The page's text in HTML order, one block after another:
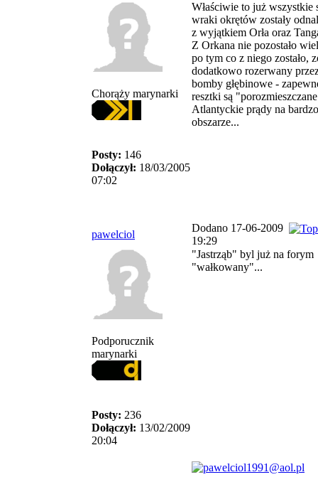
Chorąży marynarki
Posty: 146
Dołączył: 18/03/2005
07:02
Właściwie to już wszystkie
wraki okrętów zostały
z wyjątkiem Orła oraz
Z Orkana nie pozostało
po tym co z niego zostało,
dodatkowo rozerwany
bomby głębinowe -
resztki są
Atlantyckie prądy na
obszarze...
pawelciol
Dodano 17-06-2009
19:29
Podporucznik
marynarki
Posty: 236
Dołączył: 13/02/2009
20:04
"Jastrząb" byl już na forym
"wałkowany"...